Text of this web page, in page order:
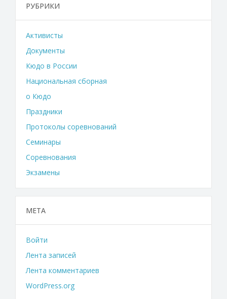
РУБРИКИ
Активисты
Документы
Кюдо в России
Национальная сборная
о Кюдо
Праздники
Протоколы соревнований
Семинары
Соревнования
Экзамены
МЕТА
Войти
Лента записей
Лента комментариев
WordPress.org